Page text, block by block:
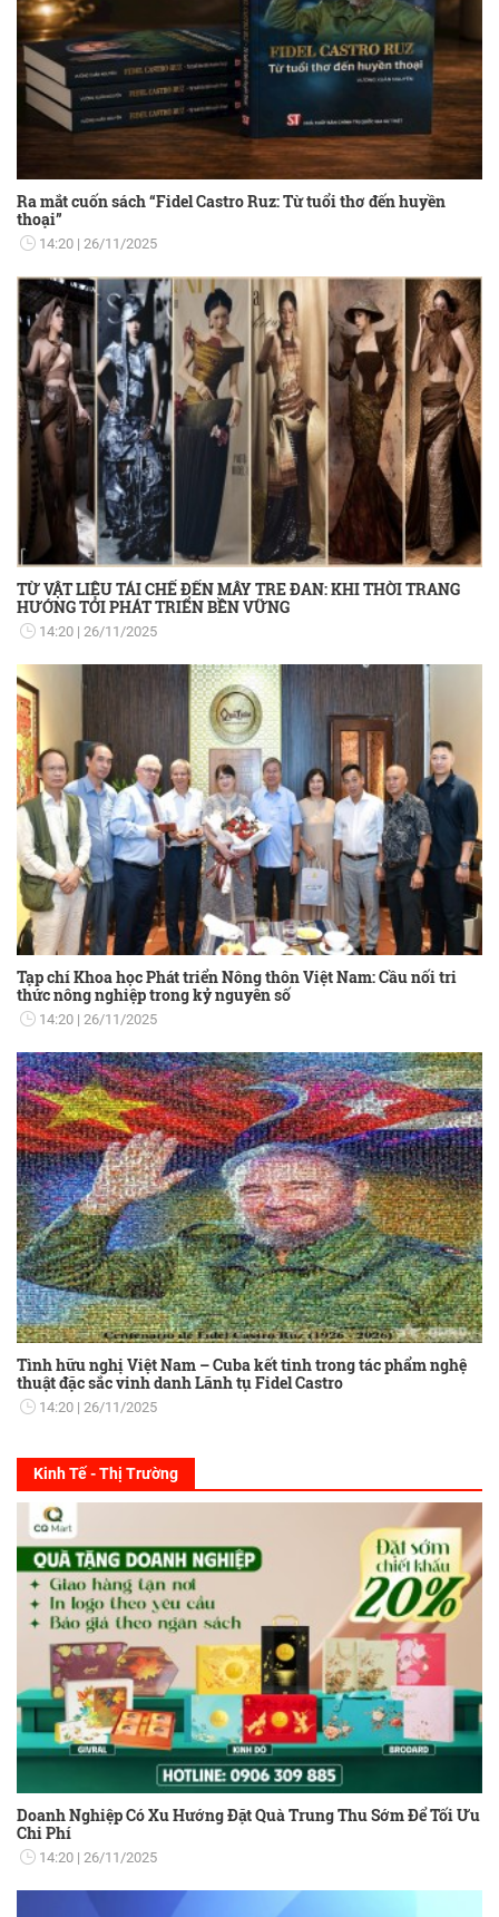
Ra mắt cuốn sách “Fidel Castro Ruz: Từ tuổi thơ đến huyền
thoại”
14:20 26/11/2025
TỪ VẬT LIỆU TÁI CHẾ ĐẾN MÂY TRE ĐAN: KHI THỜI TRANG
HƯỚNG TỚI PHÁT TRIỂN BỀN VỮNG
14:20 26/11/2025
Tạp chí Khoa học Phát triển Nông thôn Việt Nam: Cầu nối tri
thức nông nghiệp trong kỷ nguyên số
14:20 26/11/2025
Tình hữu nghị Việt Nam – Cuba kết tinh trong tác phẩm nghệ
thuật đặc sắc vinh danh Lãnh tụ Fidel Castro
14:20 26/11/2025
Kinh Tế - Thị Trường
Doanh Nghiệp Có Xu Hướng Đặt Quà Trung Thu Sớm Để Tối Ưu
Chi Phí
14:20 26/11/2025